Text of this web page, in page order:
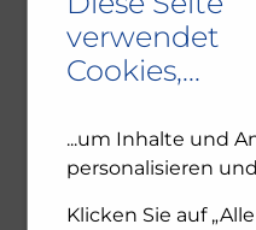
verwendet
Cookies,...
...um Inhalte und
personalisieren
Klicken Sie auf